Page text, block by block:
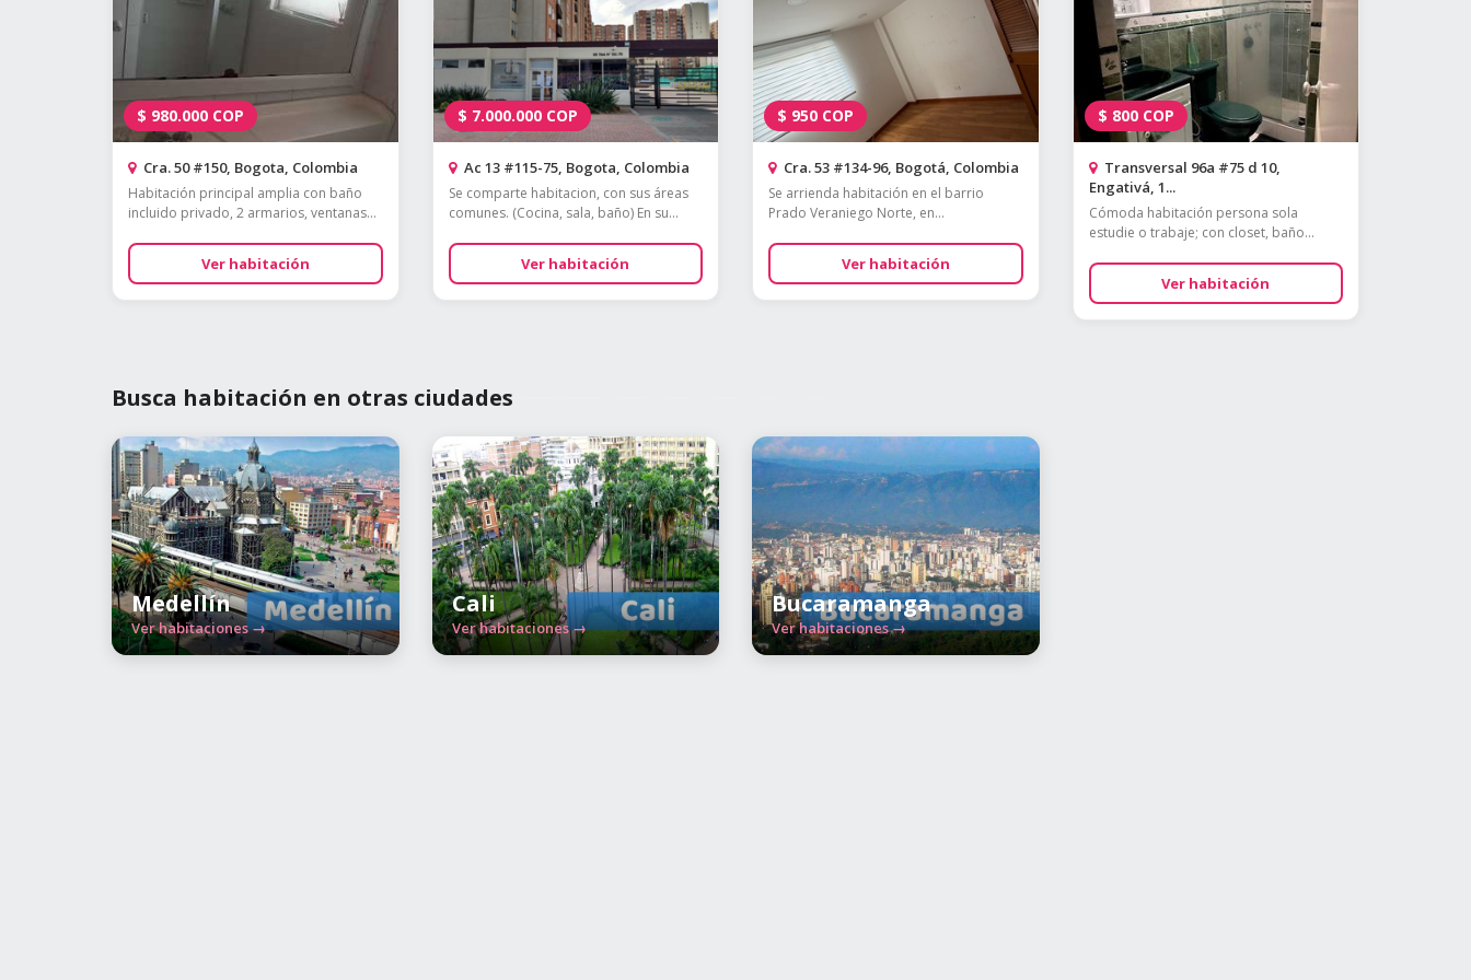
$ 980.000 COP
Cra. 50 #150, Bogota, Colombia
Habitación principal amplia con baño
incluido privado, 2 armarios, ventanas...
Ver habitación
$ 7.000.000 COP
Ac 13 #115-75, Bogota, Colombia
Se comparte habitacion, con sus áreas
comunes. (Cocina, sala, baño) En su...
Ver habitación
$ 950 COP
Cra. 53 #134-96, Bogotá, Colombia
Se arrienda habitación en el barrio
Prado Veraniego Norte, en...
Ver habitación
$ 800 COP
Transversal 96a #75 d 10,
Engativá, 1...
Cómoda habitación persona sola
estudie o trabaje; con closet, baño...
Ver habitación
Busca habitación en otras ciudades
Medellín
Ver habitaciones →
Cali
Ver habitaciones →
Bucaramanga
Ver habitaciones →